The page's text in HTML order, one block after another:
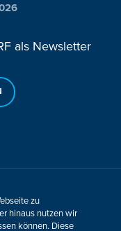
als Newsletter
zu
hinaus nutzen wir
können. Diese